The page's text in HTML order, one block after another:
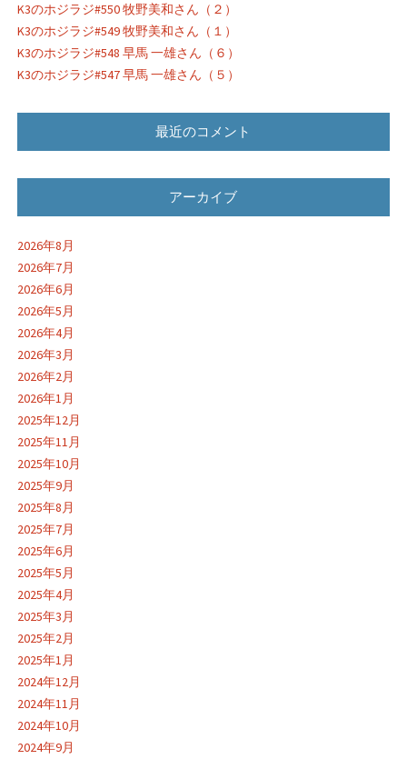
K3のホジラジ#550 牧野美和さん（２）
K3のホジラジ#549 牧野美和さん（１）
K3のホジラジ#548 早馬 一雄さん（６）
K3のホジラジ#547 早馬 一雄さん（５）
最近のコメント
アーカイブ
2026年8月
2026年7月
2026年6月
2026年5月
2026年4月
2026年3月
2026年2月
2026年1月
2025年12月
2025年11月
2025年10月
2025年9月
2025年8月
2025年7月
2025年6月
2025年5月
2025年4月
2025年3月
2025年2月
2025年1月
2024年12月
2024年11月
2024年10月
2024年9月